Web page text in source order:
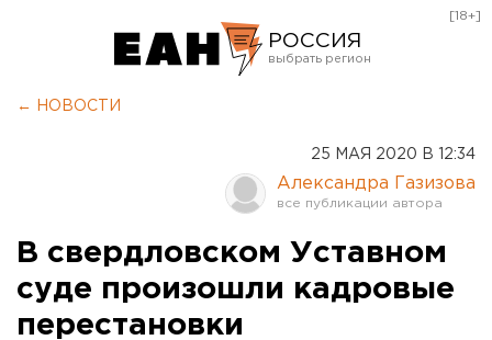
РОССИЯ
Оренбург
[18+]
← НОВОСТИ
25 МАЯ 2020 В 12:34
Александра Газизова
В свердловском Уставном
суде произошли кадровые
перестановки